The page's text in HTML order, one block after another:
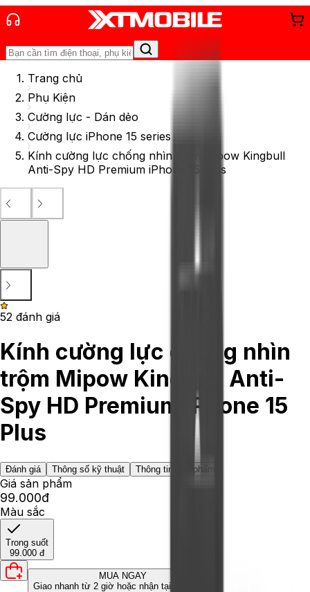
Trang chủ
Phụ Kiện
Cường lực - Dán dẻo
Cường lực iPhone 15 series
Kính cường lực chống nhìn trộm Mipow Kingbull
Anti-Spy HD Premium iPhone 15 Plus
52 đánh giá
Kính cường lực chống nhìn
trộm Mipow Kingbull Anti-
Spy HD Premium iPhone 15
Plus
Đánh giá Thông số kỹ thuật Thông tin sản phẩm
Giá sản phẩm
99.000đ
Màu sắc
Trong suốt
99.000 đ
MUA NGAY
Giao nhanh từ 2 giờ hoặc nhận tại cửa hàng